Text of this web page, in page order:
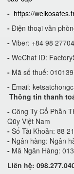
- https://
- Điện thoại văn
- Viber: +84 98
- WeChat ID:
- Mã số thuế:
- Email:
Thông tin thanh
- Công Ty Cổ Phần
Qũy Việt Nam
- Số Tài Khoản: 88
- Ngân hàng: Ngân
- Mã Ngân Hàng:
Liên hệ: